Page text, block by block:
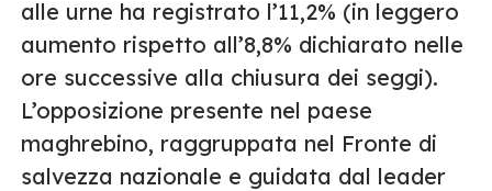
alle urne ha registrato l’11,2% (in leggero
aumento rispetto all’8,8% dichiarato nelle
ore successive alla chiusura dei seggi).
L’opposizione presente nel paese
maghrebino, raggruppata nel Fronte di
salvezza nazionale e guidata dal leader